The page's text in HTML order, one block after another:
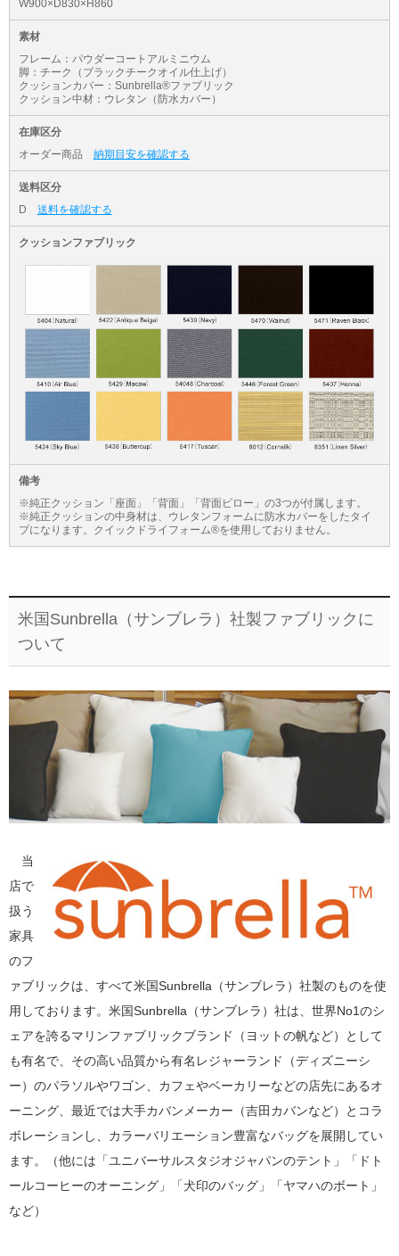
W900×D830×H860
素材
フレーム：パウダーコートアルミニウム
脚：チーク（ブラックチークオイル仕上げ）
クッションカバー：Sunbrella®ファブリック
クッション中材：ウレタン（防水カバー）
在庫区分
オーダー商品 納期目安を確認する
送料区分
D 送料を確認する
クッションファブリック
備考
※純正クッション「座面」「背面」「背面ピロー」の3つが付属します。
※純正クッションの中身材は、ウレタンフォームに防水カバーをしたタイ
プになります。クイックドライフォーム®を使用しておりません。
米国Sunbrella（サンブレラ）社製ファブリックに
ついて
当
店で
扱う
家具
のフ
ァブリックは、すべて米国Sunbrella（サンブレラ）社製のものを使
用しております。米国Sunbrella（サンブレラ）社は、世界No1のシ
ェアを誇るマリンファブリックブランド（ヨットの帆など）として
も有名で、その高い品質から有名レジャーランド（ディズニーシ
ー）のパラソルやワゴン、カフェやベーカリーなどの店先にあるオ
ーニング、最近では大手カバンメーカー（吉田カバンなど）とコラ
ボレーションし、カラーバリエーション豊富なバッグを展開してい
ます。（他には「ユニバーサルスタジオジャパンのテント」「ドト
ールコーヒーのオーニング」「犬印のバッグ」「ヤマハのボート」
など）